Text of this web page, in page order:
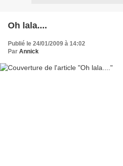
Oh lala....
Publié le 24/01/2009 à 14:02
Par Annick